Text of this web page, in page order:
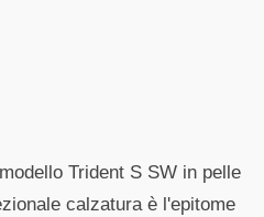
Trident S SW in pelle
calzatura è l'epitome